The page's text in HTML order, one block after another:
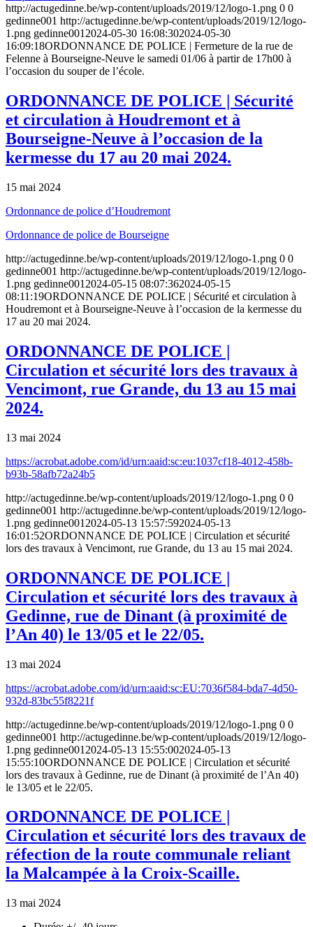
http://actugedinne.be/wp-content/uploads/2019/12/logo-1.png 0 0
gedinne001 http://actugedinne.be/wp-content/uploads/2019/12/logo-
1.png gedinne001 2024-05-30 16:08:302024-05-30
16:09:18ORDONNANCE DE POLICE | Fermeture de la rue de
Felenne à Bourseigne-Neuve le samedi 01/06 à partir de 17h00 à
l’occasion du souper de l’école.
ORDONNANCE DE POLICE | Sécurité
et circulation à Houdremont et à
Bourseigne-Neuve à l’occasion de la
kermesse du 17 au 20 mai 2024.
15 mai 2024
Ordonnance de police d’Houdremont
Ordonnance de police de Bourseigne
http://actugedinne.be/wp-content/uploads/2019/12/logo-1.png 0 0
gedinne001 http://actugedinne.be/wp-content/uploads/2019/12/logo-
1.png gedinne001 2024-05-15 08:07:362024-05-15
08:11:19ORDONNANCE DE POLICE | Sécurité et circulation à
Houdremont et à Bourseigne-Neuve à l’occasion de la kermesse du
17 au 20 mai 2024.
ORDONNANCE DE POLICE |
Circulation et sécurité lors des travaux à
Vencimont, rue Grande, du 13 au 15 mai
2024.
13 mai 2024
https://acrobat.adobe.com/id/urn:aaid:sc:eu:1037cf18-4012-458b-
b93b-58afb72a24b5
http://actugedinne.be/wp-content/uploads/2019/12/logo-1.png 0 0
gedinne001 http://actugedinne.be/wp-content/uploads/2019/12/logo-
1.png gedinne001 2024-05-13 15:57:592024-05-13
16:01:52ORDONNANCE DE POLICE | Circulation et sécurité
lors des travaux à Vencimont, rue Grande, du 13 au 15 mai 2024.
ORDONNANCE DE POLICE |
Circulation et sécurité lors des travaux à
Gedinne, rue de Dinant (à proximité de
l’An 40) le 13/05 et le 22/05.
13 mai 2024
https://acrobat.adobe.com/id/urn:aaid:sc:EU:7036f584-bda7-4d50-
932d-83bc55f8221f
http://actugedinne.be/wp-content/uploads/2019/12/logo-1.png 0 0
gedinne001 http://actugedinne.be/wp-content/uploads/2019/12/logo-
1.png gedinne001 2024-05-13 15:55:002024-05-13
15:55:10ORDONNANCE DE POLICE | Circulation et sécurité
lors des travaux à Gedinne, rue de Dinant (à proximité de l’An 40)
le 13/05 et le 22/05.
ORDONNANCE DE POLICE |
Circulation et sécurité lors des travaux de
réfection de la route communale reliant
la Malcampée à la Croix-Scaille.
13 mai 2024